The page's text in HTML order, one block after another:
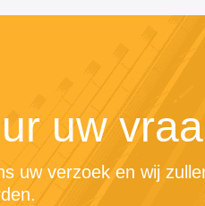
uw
uw verzoek en wij